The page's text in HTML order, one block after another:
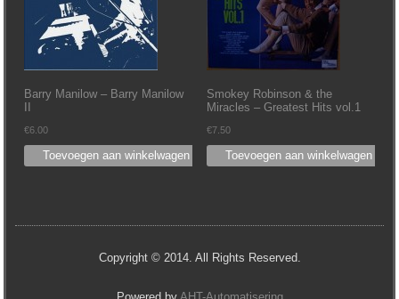
Barry Manilow – Barry Manilow
€6.00
Toevoegen aan winkelwagen
Smokey Robinson & the
Miracles – Greatest Hits vol.1
€7.50
Toevoegen aan winkelwagen
Copyright © 2014. All Rights Reserved.